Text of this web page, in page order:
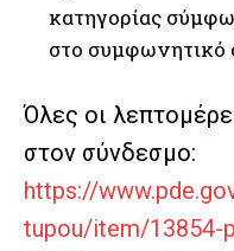
κατηγορίας
στο συμφωνητικό
Όλες οι
στον σύνδεσμο:
https://
tupou/item/13854-